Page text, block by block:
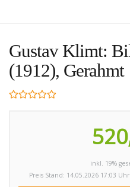
Gustav Klimt:
(1912), Gerahmt
inkl. 19%
Preis Stand: 14.05.2026 17:03